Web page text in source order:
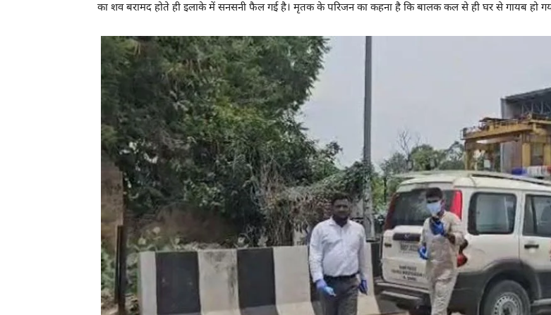
का शव बरामद होते ही इलाके में सनसनी फैल गई है। मृतक के परिजन का कहना है कि बालक कल से ही घर से गायब हो